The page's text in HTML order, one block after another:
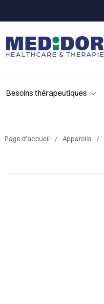
Besoins thérapeutiques
Page d'accueil Appareils